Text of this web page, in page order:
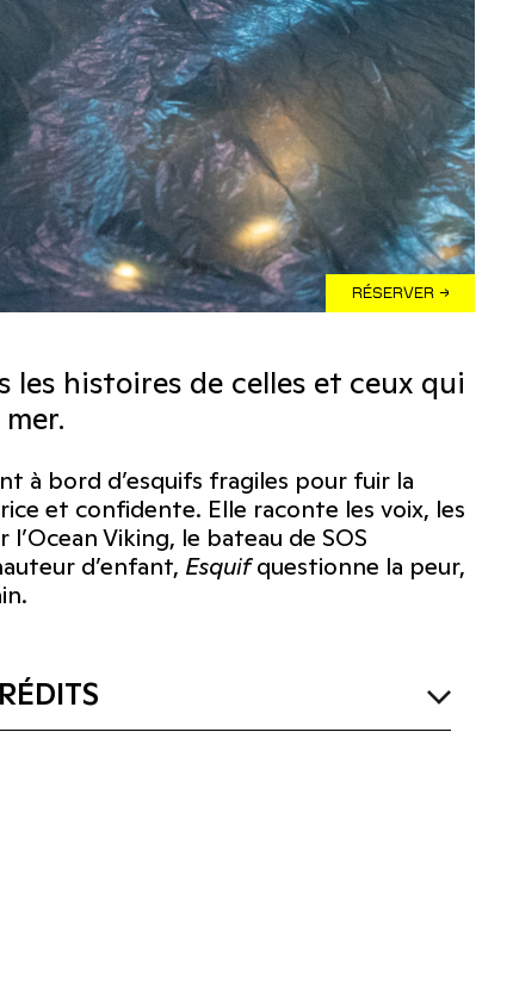
RÉSERVER →
histoires de celles et ceux qui
à bord d’esquifs fragiles pour fuir la
et confidente. Elle raconte les voix, les
l’Ocean Viking, le bateau de SOS
d’enfant, Esquifquestionne la peur,